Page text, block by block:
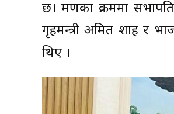
छ। भ्रमणका क्रममा
गृहमन्त्री अमित शाह र
थिए ।